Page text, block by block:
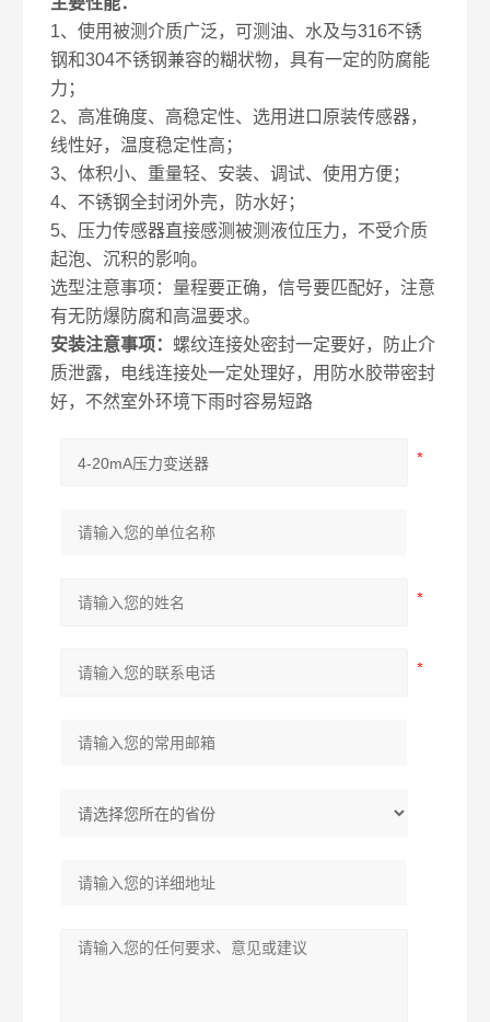
1、使用被测介质广泛，可测油、水及与316不锈
钢和304不锈钢兼容的糊状物，具有一定的防腐能
力；
2、高准确度、高稳定性、选用进口原装传感器，
线性好，温度稳定性高；
3、体积小、重量轻、安装、调试、使用方便；
4、不锈钢全封闭外壳，防水好；
5、压力传感器直接感测被测液位压力，不受介质
起泡、沉积的影响。
选型注意事项：量程要正确，信号要匹配好，注意
有无防爆防腐和高温要求。
安装注意事项： 螺纹连接处密封一定要好，防止介
质泄露，电线连接处一定处理好，用防水胶带密封
好，不然室外环境下雨时容易短路